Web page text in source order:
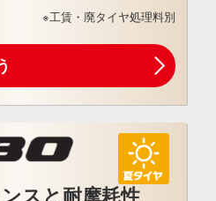
※工賃・廃タイヤ処理料別
スと耐摩耗性